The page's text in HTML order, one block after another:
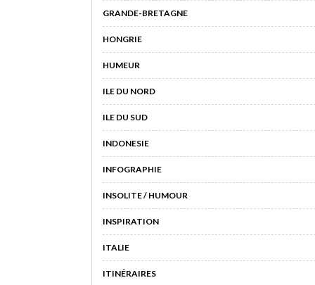
GRANDE-BRETAGNE
HONGRIE
HUMEUR
ILE DU NORD
ILE DU SUD
INDONESIE
INFOGRAPHIE
INSOLITE / HUMOUR
INSPIRATION
ITALIE
ITINÉRAIRES